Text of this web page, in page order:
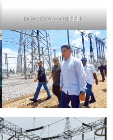
Foto: Prensa MPPEE